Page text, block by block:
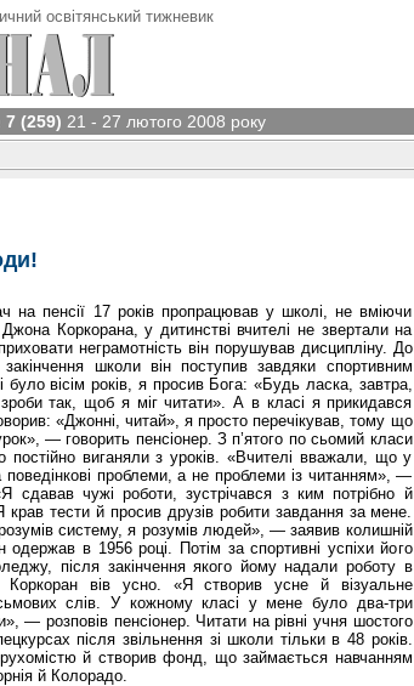
освітянський тижневик
(259) 21 - 27 лютого 2008 року
на пенсії 17 років пропрацював у школі, не вміючи
Коркорана, у дитинстві вчителі не звертали на
неграмотність він порушував дисципліну. До
закінчення школи він поступив завдяки спортивним
вісім років, я просив Бога: «Будь ласка, завтра,
так, щоб я міг читати». А в класі я прикидався
«Джонні, читай», я просто перечікував, тому що
— говорить пенсіонер. З п’ятого по сьомий класи
постійно виганяли з уроків. «Вчителі вважали, що у
поведінкові проблеми, а не проблеми із читанням», —
сдавав чужі роботи, зустрічався з ким потрібно й
крав тести й просив друзів робити завдання за мене.
систему, я розумів людей», — заявив колишній
одержав в 1956 році. Потім за спортивні успіхи його
після закінчення якого йому надали роботу в
вів усно. «Я створив усне й візуальне
слів. У кожному класі у мене було два-три
— розповів пенсіонер. Читати на рівні учня шостого
після звільнення зі школи тільки в 48 років.
й створив фонд, що займається навчанням
й Колорадо.